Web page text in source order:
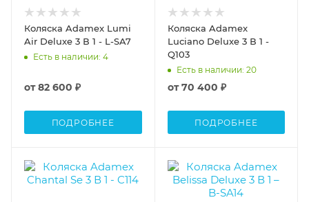
Коляска Adamex Lumi
Air Deluxe 3 В 1 - L-SA7
Есть в наличии: 4
от82 600 ₽
ПОДРОБНЕЕ
Коляска Adamex
Luciano Deluxe 3 В 1 -
Q103
Есть в наличии: 20
от70 400 ₽
ПОДРОБНЕЕ